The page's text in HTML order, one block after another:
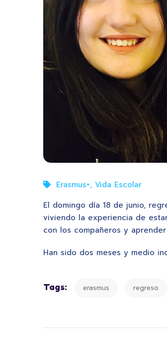
Erasmus+, Vida Escolar
El domingo día 18 de junio,
viviendo la experiencia de
con los compañeros y
Han sido dos meses y medio
Tags: erasmus regreso